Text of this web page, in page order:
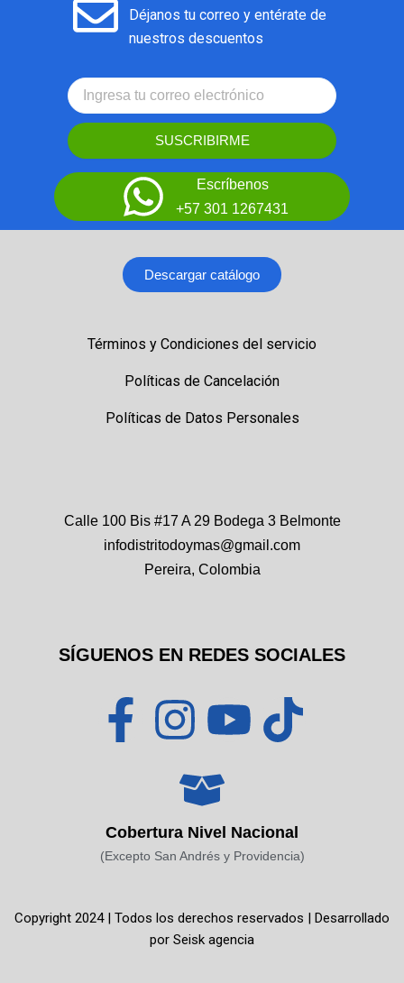
Déjanos tu correo y entérate de
nuestros descuentos
SUSCRIBIRME
Escríbenos
+57 301 1267431
Descargar catálogo
Términos y Condiciones del servicio
Políticas de Cancelación
Políticas de Datos Personales
Calle 100 Bis #17 A 29 Bodega 3 Belmonte
infodistritodoymas@gmail.com
Pereira, Colombia
SÍGUENOS EN REDES SOCIALES
F
e
b
I
n
s
t
a
g
Y
t
b
T
t
o
Cobertura Nivel Nacional
(Excepto San Andrés y Providencia)
Copyright 2024 | Todos los derechos reservados | Desarrollado
por Seisk agencia